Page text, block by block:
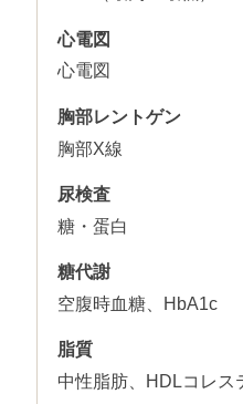
心電図
心電図
胸部レントゲン
胸部X線
尿検査
糖・蛋白
糖代謝
空腹時血糖、HbA1c
脂質
中性脂肪、HDLコレス